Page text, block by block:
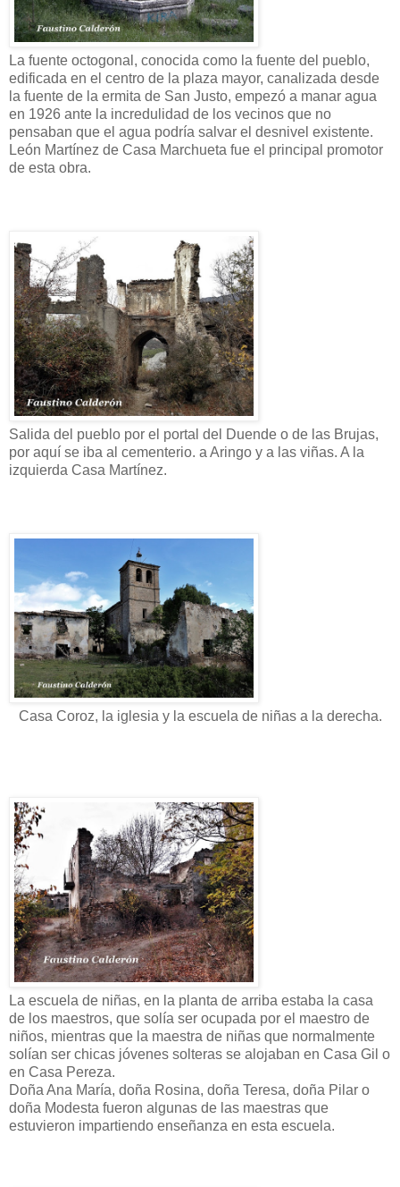
La fuente octogonal, conocida como la fuente del pueblo,
edificada en el centro de la plaza mayor, canalizada desde
la fuente de la ermita de San Justo, empezó a manar agua
en 1926 ante la incredulidad de los vecinos que no
pensaban que el agua podría salvar el desnivel existente.
León Martínez de Casa Marchueta fue el principal promotor
de esta obra.
Salida del pueblo por el portal del Duende o de las Brujas,
por aquí se iba al cementerio. a Aringo y a las viñas. A la
izquierda Casa Martínez.
Casa Coroz, la iglesia y la escuela de niñas a la derecha.
La escuela de niñas, en la planta de arriba estaba la casa
de los maestros, que solía ser ocupada por el maestro de
niños, mientras que la maestra de niñas que normalmente
solían ser chicas jóvenes solteras se alojaban en Casa Gil o
en Casa Pereza.
Doña Ana María, doña Rosina, doña Teresa, doña Pilar o
doña Modesta fueron algunas de las maestras que
estuvieron impartiendo enseñanza en esta escuela.